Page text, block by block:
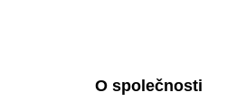
O společnosti